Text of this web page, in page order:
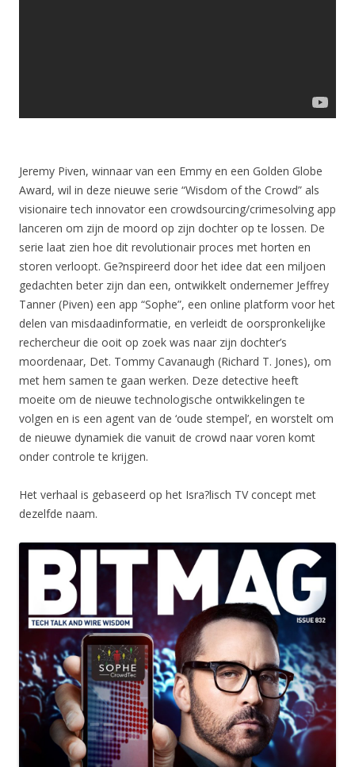
Jeremy Piven, winnaar van een Emmy en een Golden Globe
Award, wil in deze nieuwe serie “Wisdom of the Crowd” als
visionaire tech innovator een crowdsourcing/crimesolving app
lanceren om zijn de moord op zijn dochter op te lossen. De
serie laat zien hoe dit revolutionair proces met horten en
storen verloopt. Ge?nspireerd door het idee dat een miljoen
gedachten beter zijn dan een, ontwikkelt ondernemer Jeffrey
Tanner (Piven) een app “Sophe”, een online platform voor het
delen van misdaadinformatie, en verleidt de oorspronkelijke
rechercheur die ooit op zoek was naar zijn dochter’s
moordenaar, Det. Tommy Cavanaugh (Richard T. Jones), om
met hem samen te gaan werken. Deze detective heeft
moeite om de nieuwe technologische ontwikkelingen te
volgen en is een agent van de ‘oude stempel’, en worstelt om
de nieuwe dynamiek die vanuit de crowd naar voren komt
onder controle te krijgen.
Het verhaal is gebaseerd op het Isra?lisch TV concept met
dezelfde naam.